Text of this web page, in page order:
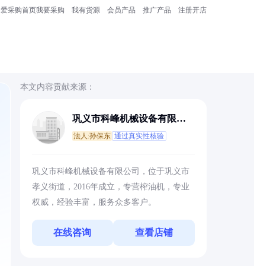
爱采购首页我要采购 我有货源 会员产品 推广产品 注册开店
本文内容贡献来源：
巩义市科峰机械设备有限公
法人:孙保东 通过真实性核验
巩义市科峰机械设备有限公司，位于巩义市
孝义街道，2016年成立，专营榨油机，专业
权威，经验丰富，服务众多客户。
在线咨询 查看店铺